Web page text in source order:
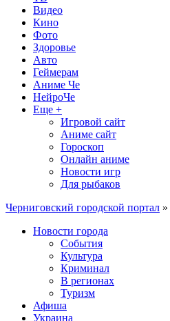
Видео
Кино
Фото
Здоровье
Авто
Геймерам
Аниме Че
НейроЧе
Еще +
Игровой сайт
Аниме сайт
Гороскоп
Онлайн аниме
Новости игр
Для рыбаков
Черниговский городской портал »
Новости города
События
Культура
Криминал
В регионах
Туризм
Афиша
Украина